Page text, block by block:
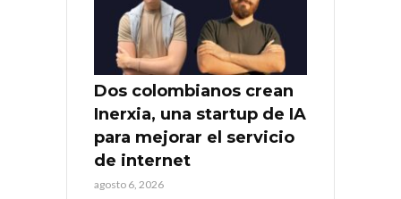
Dos colombianos crean
Inerxia, una startup de IA
para mejorar el servicio
de internet
agosto 6, 2026